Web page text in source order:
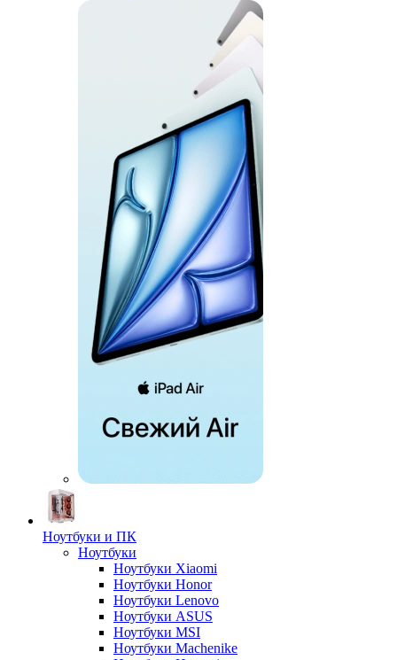
Ноутбуки и ПК
Ноутбуки
Ноутбуки Xiaomi
Ноутбуки Honor
Ноутбуки Lenovo
Ноутбуки ASUS
Ноутбуки MSI
Ноутбуки Machenike